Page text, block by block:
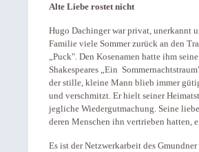
Alte Liebe rostet nicht
Hugo Dachinger war privat, unerkannt
Familie viele Sommer zurück an den
„Puck". Den Kosenamen hatte ihm
Shakespeares „Ein
der stille, kleine Mann blieb immer
und verschmitzt. Er hielt seiner
jegliche Wiedergutmachung. Seine
deren Menschen ihn vertrieben hatten,
Es ist der Netzwerkarbeit des